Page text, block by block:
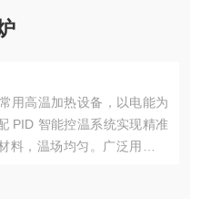
用高温加热设备，以电能为
PID 智能控温系统实现精准
料，温场均匀。广泛用于材